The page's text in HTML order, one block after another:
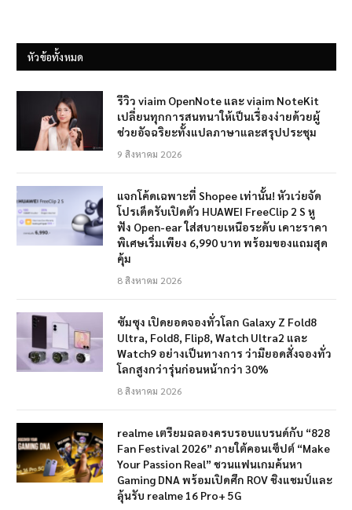
หัวข้อทั้งหมด
รีวิว viaim OpenNote และ viaim NoteKit
เปลี่ยนทุกการสนทนาให้เป็นเรื่องง่ายด้วยผู้
ช่วยอัจฉริยะทั้งแปลภาษาและสรุปประชุม
9 สิงหาคม 2026
แจกโค้ดเฉพาะที่ Shopee เท่านั้น! หัวเว่ยจัด
โปรเด็ดรับเปิดตัว HUAWEI FreeClip 2 S หู
ฟัง Open-ear ใส่สบายเหนือระดับ เคาะราคา
พิเศษเริ่มเพียง 6,990 บาท พร้อมของแถมสุด
คุ้ม
8 สิงหาคม 2026
ซัมซุง เปิดยอดจองทั่วโลก Galaxy Z Fold8
Ultra, Fold8, Flip8, Watch Ultra2 และ
Watch9 อย่างเป็นทางการ ว่ามียอดสั่งจองทั่ว
โลกสูงกว่ารุ่นก่อนหน้ากว่า 30%
8 สิงหาคม 2026
realme เตรียมฉลองครบรอบแบรนด์กับ “828
Fan Festival 2026” ภายใต้คอนเซ็ปต์ “Make
Your Passion Real” ชวนแฟนเกมค้นหา
Gaming DNA พร้อมเปิดศึก ROV ชิงแชมป์และ
ลุ้นรับ realme 16 Pro+ 5G